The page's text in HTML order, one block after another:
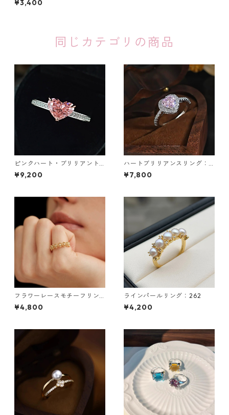
¥3,400
同じカテゴリの商品
ピンクハート・ブリリアント
リング：640
¥9,200
ハートブリリアンスリング：6
38
¥7,800
フラワーレースモチーフリン
グ：619
¥4,800
ラインパールリング：262
¥4,200